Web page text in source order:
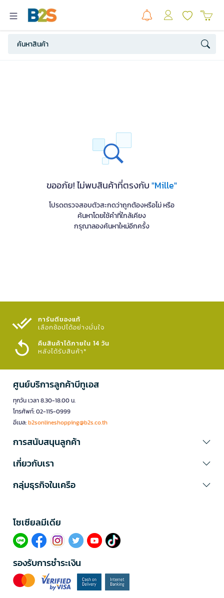
ขออภัย! ไม่พบสินค้าที่ตรงกับ"Mille"
โปรดตรวจสอบตัวสะกดว่าถูกต้องหรือไม่ หรือ
ค้นหาโดยใช้คำที่ใกล้เคียง
กรุณาลองค้นหาใหม่อีกครั้ง
การันตีของแท้
เลือกช้อปได้อย่างมั่นใจ​
คืนสินค้าได้ภายใน 14 วัน
หลังได้รับสินค้า*
ศูนย์บริการลูกค้าบีทูเอส
ทุกวัน เวลา 8.30-18.00 น.
โทรศัพท์: 02-115-0999
อีเมล:b2sonlineshopping@b2s.co.th
การสนับสนุนลูกค้า
เกี่ยวกับเรา
กลุ่มธุรกิจในเครือ
โซเซียลมีเดีย​
รองรับการชำระเงิน